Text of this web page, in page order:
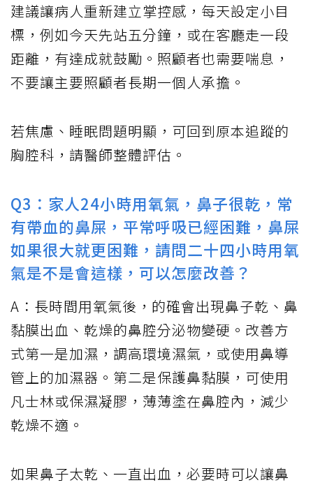
建議讓病人重新建立掌控感，每天設定小目
標，例如今天先站五分鐘，或在客廳走一段
距離，有達成就鼓勵。照顧者也需要喘息，
不要讓主要照顧者長期一個人承擔。
若焦慮、睡眠問題明顯，可回到原本追蹤的
胸腔科，請醫師整體評估。
Q3：家人24小時用氧氣，鼻子很乾，常
有帶血的鼻屎，平常呼吸已經困難，鼻屎
如果很大就更困難，請問二十四小時用氧
氣是不是會這樣，可以怎麼改善？
A：長時間用氧氣後，的確會出現鼻子乾、鼻
黏膜出血、乾燥的鼻腔分泌物變硬。改善方
式第一是加濕，調高環境濕氣，或使用鼻導
管上的加濕器。第二是保護鼻黏膜，可使用
凡士林或保濕凝膠，薄薄塗在鼻腔內，減少
乾燥不適。
如果鼻子太乾、一直出血，必要時可以讓鼻